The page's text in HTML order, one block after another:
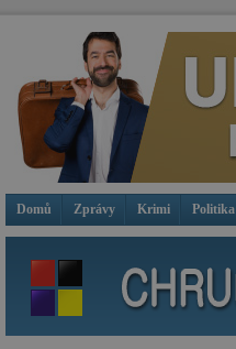
Domů Zprávy Krimi Politika